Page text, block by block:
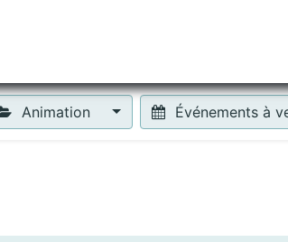
Animation Événements à